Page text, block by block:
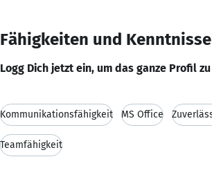
Fähigkeiten und Kenntnisse
Logg Dich jetzt ein, um das ganze Profil
Kommunikationsfähigkeit MS Office
Teamfähigkeit